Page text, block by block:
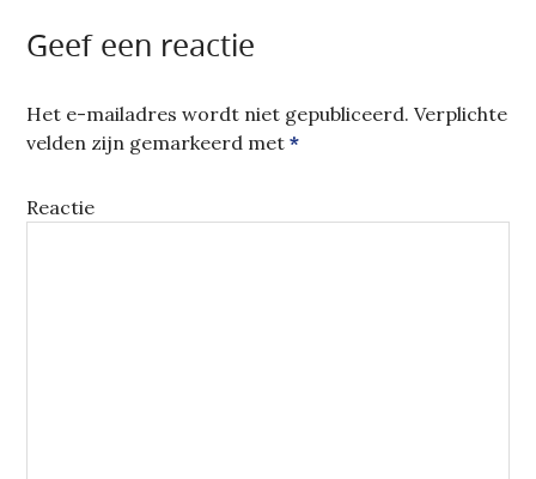
Geef een reactie
Het e-mailadres wordt niet gepubliceerd. Verplichte
velden zijn gemarkeerd met*
Reactie